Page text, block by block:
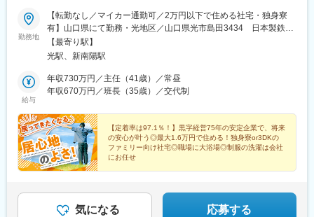
勤務地
【転勤なし／マイカー通勤可／2万円以下で住める社宅・独身寮
有】山口県にて勤務・光地区／山口県光市島田3434 日本製鉄
（株）構内・周南地区／山口県周南市野村南町4976 日本製鉄
（株）構内※配属は希望を考慮して決定します。※受動喫煙対策：
【最寄り駅】
光駅、新南陽駅
給与
年収730万円／主任（41歳）／常昼
年収670万円／班長（35歳）／交代制
【定着率は97.1％！】黒字経営75年の安定企業で、将来
の安心が叶う◎最大1.6万円で住める！独身寮or3DKの
ファミリー向け社宅◎職場に大浴場◎制服の洗濯は会社
にお任せ
気になる 応募する